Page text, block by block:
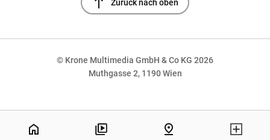
Zurück nach oben
© Krone Multimedia GmbH & Co KG 2026
Muthgasse 2, 1190 Wien
home pin_drop
NaN%